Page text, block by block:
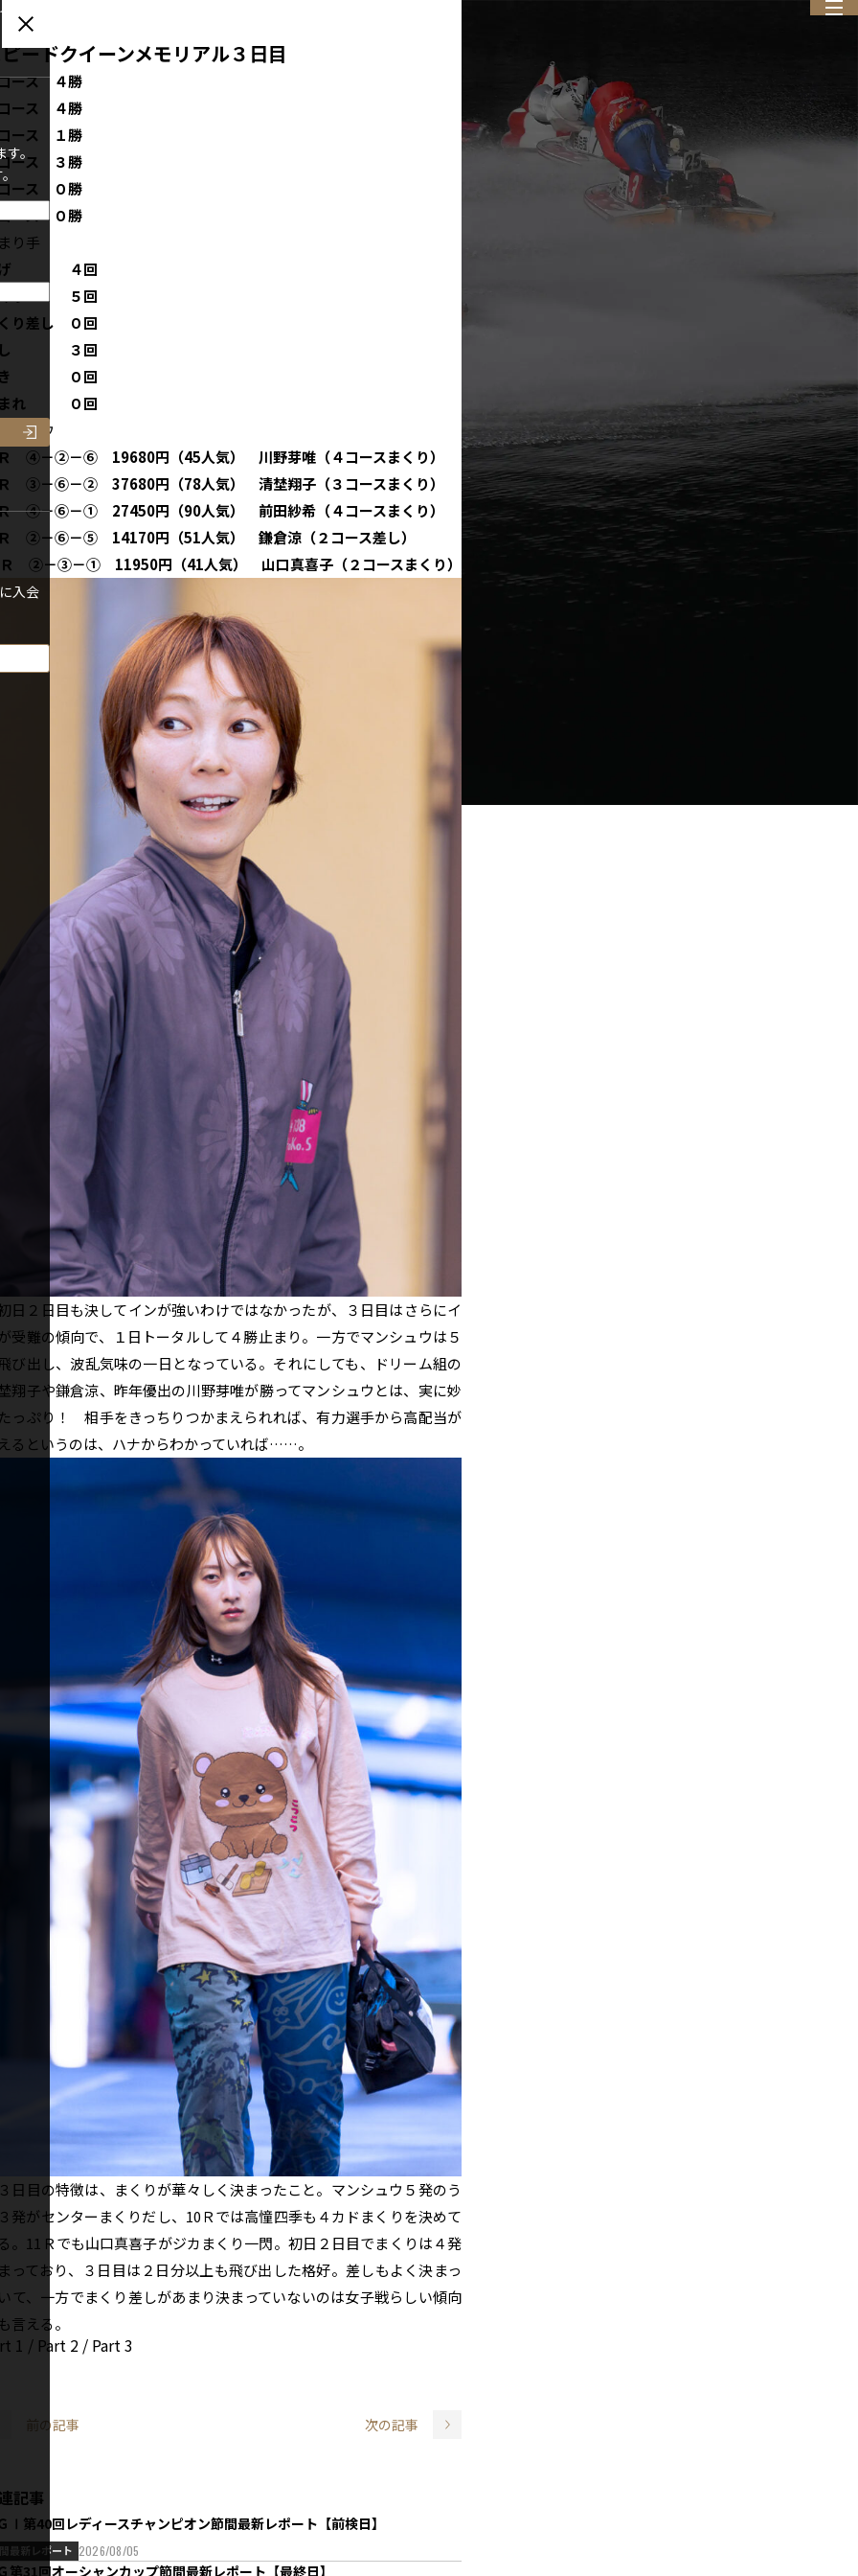
ンい
す。
入会
ードクイーンメモリアル３日目
ース ４勝
ース ４勝
ース １勝
ース ３勝
ース ０勝
ース ０勝
り手
げ ４回
くり ５回
り差し ０回
し ３回
き ０回
まれ ０回
ンシュウ
④－②－⑥ 19680円（45人気） 川野芽唯（４コースまくり）
③－⑥－② 37680円（78人気） 清埜翔子（３コースまくり）
④－⑥－① 27450円（90人気） 前田紗希（４コースまくり）
②－⑥－⑤ 14170円（51人気） 鎌倉涼（２コース差し）
②－③－① 11950円（41人気） 山口真喜子（２コースまくり）
日２日目も決してインが強いわけではなかったが、３日目はさらにイ
受難の傾向で、１日トータルして４勝止まり。一方でマンシュウは５
び出し、波乱気味の一日となっている。それにしても、ドリーム組の
翔子や鎌倉涼、昨年優出の川野芽唯が勝ってマンシュウとは、実に妙
っぷり！ 相手をきっちりつかまえられれば、有力選手から高配当が
るというのは、ハナからわかっていれば……。
日目の特徴は、まくりが華々しく決まったこと。マンシュウ５発のう
発がセンターまくりだし、10Ｒでは高憧四季も４カドまくりを決めて
。11Ｒでも山口真喜子がジカまくり一閃。初日２日目でまくりは４発
っており、３日目は２日分以上も飛び出した格好。差しもよく決まっ
て、一方でまくり差しがあまり決まっていないのは女子戦らしい傾向
言える。
1 / Part 2 / Part 3
前の記事 次の記事
記事
Ⅰ第40回レディースチャンピオン節間最新レポート【前検日】
最新レポート 2026/08/05
第31回オーシャンカップ節間最新レポート【最終日】